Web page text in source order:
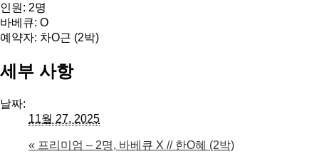
인원: 2명
바베큐: O
예약자: 차O근 (2박)
세부 사항
날짜:
11월 27, 2025
« 프리미엄 – 2명, 바베큐 X // 한O혜 (2박)